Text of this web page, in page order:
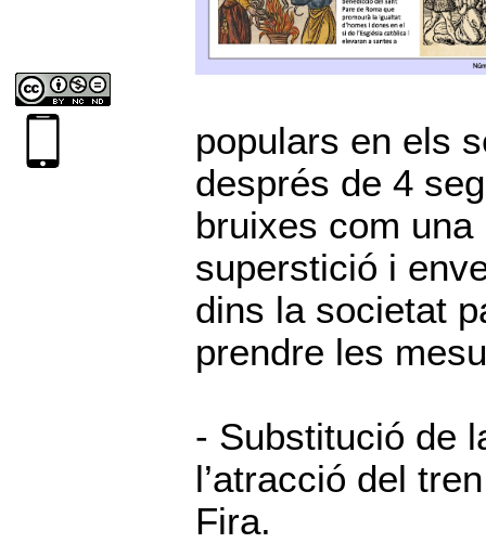
populars en els
després de 4
bruixes com
superstició i
dins la societat
prendre les
- Substitució de
l’atracció del
Fira.